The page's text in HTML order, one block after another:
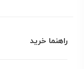
راهنما خرید